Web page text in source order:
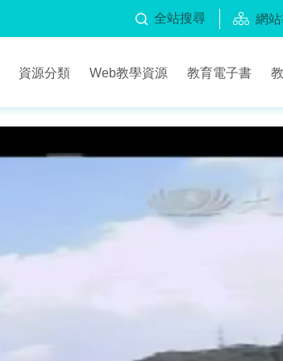
全站搜尋 網
資源分類 Web教學資源 教育電子書